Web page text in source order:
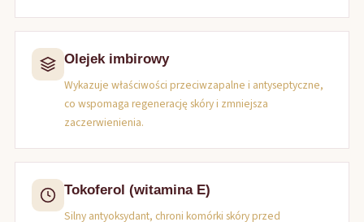
Olejek imbirowy
Wykazuje właściwości przeciwzapalne i antyseptyczne,
co wspomaga regenerację skóry i zmniejsza
zaczerwienienia.
Tokoferol (witamina E)
Silny antyoksydant, chroni komórki skóry przed